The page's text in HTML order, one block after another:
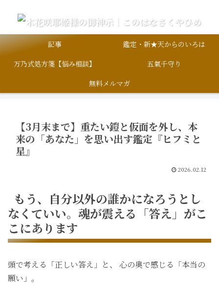
記事
鑑定・新★天からのいろは
万乃式処方箋【悩み相談】
五氣千守り
無料メルマガ
【3月末まで】重たい鎧と仮面を外し、本
来の「あなた」を思い出す鑑定『ヒフミと
星』
2026.02.12
もう、自分以外の誰かになろうとし
なくていい。魂が震える「答え」がこ
こにあります
頭で考える「正しい答え」と、 心の奥で感じる「本当の
願い」。